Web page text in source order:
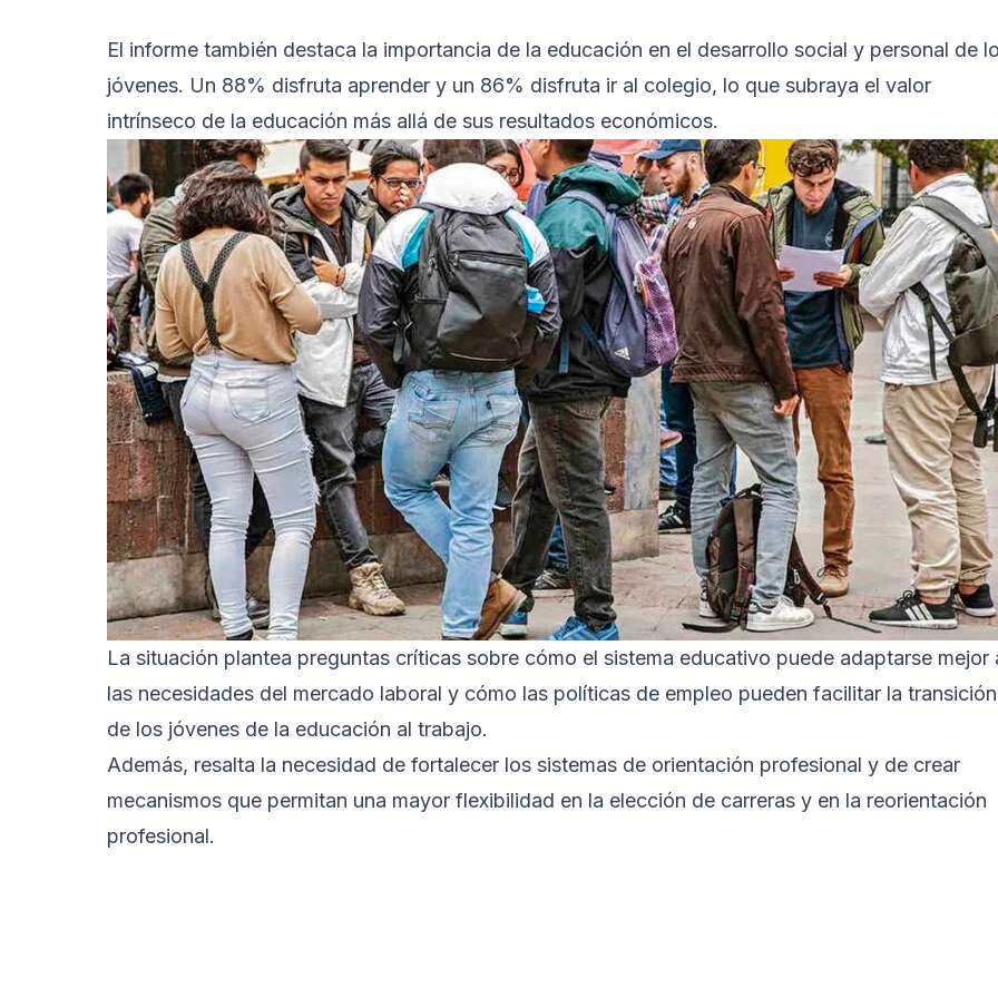
El informe también destaca la importancia de la educación en el desarrollo social y personal de
jóvenes. Un 88% disfruta aprender y un 86% disfruta ir al colegio, lo que subraya el valor
intrínseco de la educación más allá de sus resultados económicos.
La situación plantea preguntas críticas sobre cómo el sistema educativo puede adaptarse mejor
las necesidades del mercado laboral y cómo las políticas de empleo pueden facilitar la transición
de los jóvenes de la educación al trabajo.
Además, resalta la necesidad de fortalecer los sistemas de orientación profesional y de crear
mecanismos que permitan una mayor flexibilidad en la elección de carreras y en la reorientación
profesional.